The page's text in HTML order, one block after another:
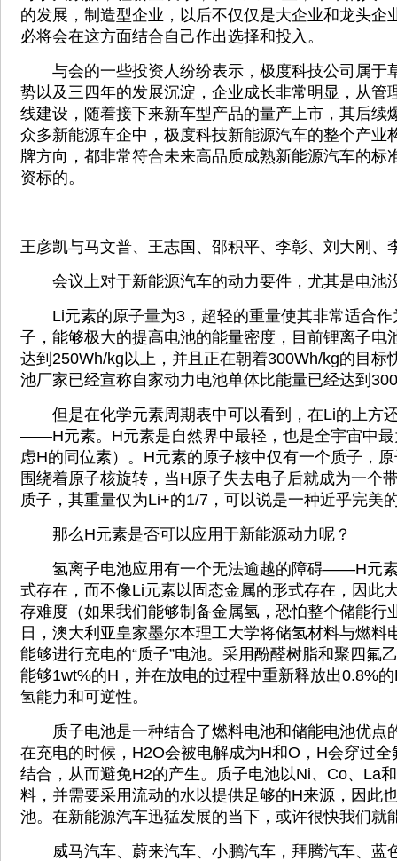
的发展，制造型企业，以后不仅仅是大企业和龙头企
必将会在这方面结合自己作出选择和投入。
与会的一些投资人纷纷表示，极度科技公司属于
势以及三四年的发展沉淀，企业成长非常明显，从管
线建设，随着接下来新车型产品的量产上市，其后续
众多新能源车企中，极度科技新能源汽车的整个产业
牌方向，都非常符合未来高品质成熟新能源汽车的标
资标的。
王彦凯与马文普、王志国、邵积平、李彰、刘大刚、
会议上对于新能源汽车的动力要件，尤其是电池
Li元素的原子量为3，超轻的重量使其非常适合作
子，能够极大的提高电池的能量密度，目前锂离子电
达到250Wh/kg以上，并且正在朝着300Wh/kg的目标
池厂家已经宣称自家动力电池单体比能量已经达到
但是在化学元素周期表中可以看到，在Li的上方
——H元素。H元素是自然界中最轻，也是全宇宙中最
虑H的同位素）。H元素的原子核中仅有一个质子，
围绕着原子核旋转，当H原子失去电子后就成为一个
质子，其重量仅为Li+的1/7，可以说是一种近乎完美
那么H元素是否可以应用于新能源动力呢？
氢离子电池应用有一个无法逾越的障碍——H元素
式存在，而不像Li元素以固态金属的形式存在，因此
存难度（如果我们能够制备金属氢，恐怕整个储能行
日，澳大利亚皇家墨尔本理工大学将储氢材料与燃料
能够进行充电的“质子”电池。采用酚醛树脂和聚四氟
能够1wt%的H，并在放电的过程中重新释放出0.8%
氢能力和可逆性。
质子电池是一种结合了燃料电池和储能电池优点
在充电的时候，H2O会被电解成为H和O，H会穿过
结合，从而避免H2的产生。质子电池以Ni、Co、La
料，并需要采用流动的水以提供足够的H来源，因此
池。在新能源汽车迅猛发展的当下，或许很快我们就
威马汽车、蔚来汽车、小鹏汽车，拜腾汽车、蓝